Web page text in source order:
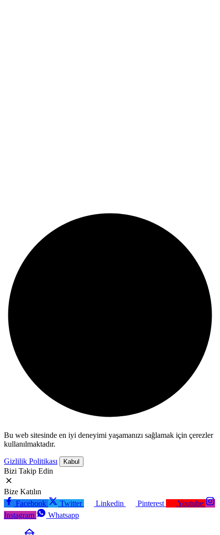
Bu web sitesinde en iyi deneyimi yaşamanızı sağlamak için çerezler
kullanılmaktadır.
Gizlilik Politikası Kabul
Bizi Takip Edin
Bize Katılın
Facebook
Twitter Linkedin Pinterest
Youtube
Instagram
Whatsapp